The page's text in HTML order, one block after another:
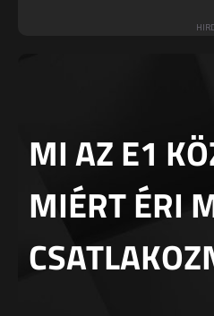
MI AZ E1
MIÉRT ÉRI